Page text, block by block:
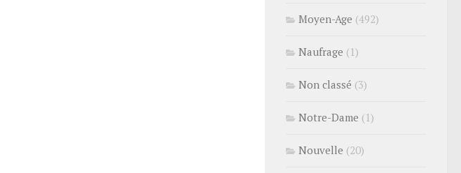
Moyen-Age (492)
Naufrage (1)
Non classé (3)
Notre-Dame (1)
Nouvelle (20)